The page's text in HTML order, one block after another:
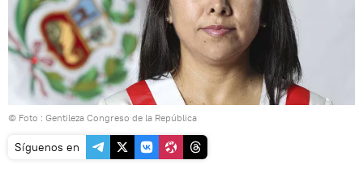
© Foto : Gentileza Congreso de la República
Síguenos en